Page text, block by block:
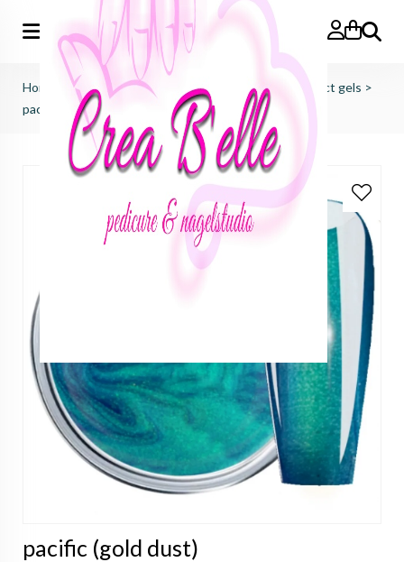
Zoeken
Home just nails (importeur benelux) colorgels effect gels >
pacific (gold dust)
pacific (gold dust)